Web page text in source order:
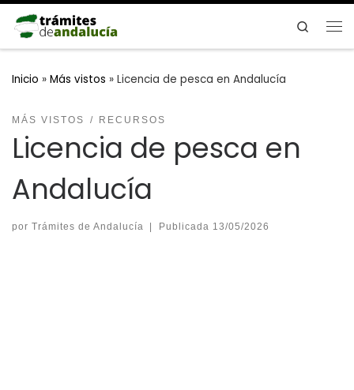
Saltar al contenido
Search
Inicio » Más vistos » Licencia de pesca en Andalucía
MÁS VISTOS RECURSOS
Licencia de pesca en
Andalucía
por Trámites de Andalucía Publicada 13/05/2026